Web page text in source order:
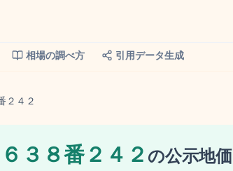
相場の調べ方 引用データ生成
２４２
３８番２４２ の公示地価